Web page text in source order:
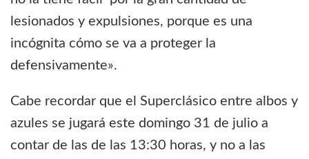
lesionados y expulsiones, porque es una
incógnita cómo se va a proteger la
defensivamente».
Cabe recordar que el Superclásico entre albos y
azules se jugará este domingo 31 de julio a
contar de las de las 13:30 horas, y no a las